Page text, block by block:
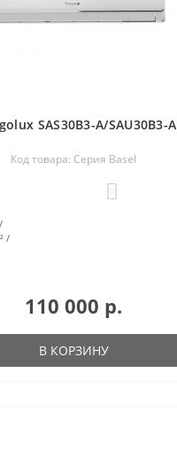
SAS30B3-A/SAU30B3-A
Код товара: Серия Basel
110 000 р.
В КОРЗИНУ